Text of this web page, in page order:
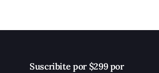
Suscribite por $299 por